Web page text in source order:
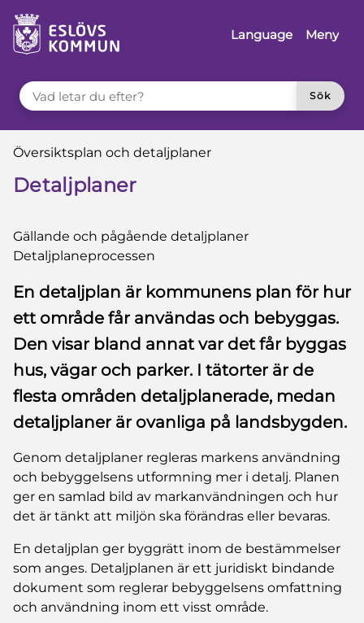
till innehåll
till sidomeny
Language
Meny
VAD LETAR DU EFTER?
Sök
Du är här:
Översiktsplan och detaljplaner
Detaljplaner
Gällande och pågående detaljplaner
Detaljplaneprocessen
En detaljplan är kommunens plan för hur
ett område får användas och bebyggas.
Den visar bland annat var det får byggas
hus, vägar och parker. I tätorter är de
flesta områden detaljplanerade, medan
detaljplaner är ovanliga på landsbygden.
Genom detaljplaner regleras markens användning
och bebyggelsens utformning mer i detalj. Planen
ger en samlad bild av markanvändningen och hur
det är tänkt att miljön ska förändras eller bevaras.
En detaljplan ger byggrätt inom de bestämmelser
som anges. Detaljplanen är ett juridiskt bindande
dokument som reglerar bebyggelsens omfattning
och användning inom ett visst område.